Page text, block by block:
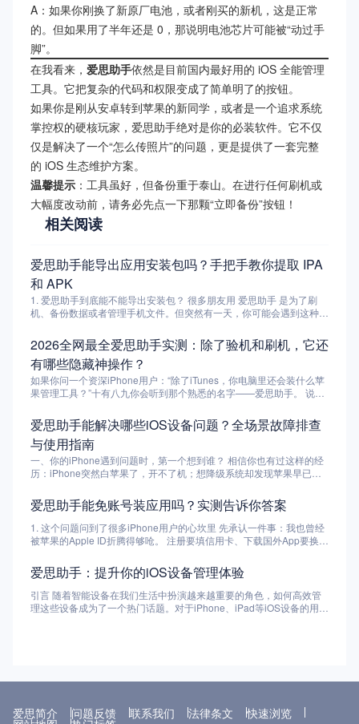
A：如果你刚换了新原厂电池，或者刚买的新机，这是正常
的。但如果用了半年还是 0，那说明电池芯片可能被“动过手
脚”。
在我看来， 爱思助手依然是目前国内最好用的 iOS 全能管理
工具。它把复杂的代码和权限变成了简单明了的按钮。
如果你是刚从安卓转到苹果的新同学，或者是一个追求系统
掌控权的硬核玩家，爱思助手绝对是你的必装软件。它不仅
仅是解决了一个“怎么传照片”的问题，更是提供了一套完整
的 iOS 生态维护方案。
温馨提示 ：工具虽好，但备份重于泰山。在进行任何刷机或
大幅度改动前，请务必先点一下那颗“立即备份”按钮！
相关阅读
爱思助手能导出应用安装包吗？手把手教你提取 IPA
和 APK
1. 爱思助手到底能不能导出安装包？ 很多朋友用 爱思助手 是为了刷
机、备份数据或者管理手机文件。但突然有一天，你可能会遇到这种情
保存一个已经下架的软件的安装包，留着以后重装。这时候你就会想
——爱思助手 能不能直接把应用安装包导出来？ 答案是：能，但有条
件。 具体来说，爱思助手 可以导出 iOS 设备的 IPA 文件（iPhone 应
用安装包）和安卓设备的 APK 文件。但它不是“一键无脑导出”，不同
系统、不同来源的应用，导出方式不一样，成功率也不一样。有的直接
右键就能搞定，有的需要手机越狱或者 root，有的压根导不出来。 这
我的步骤走，大概率能把安装包捞出来。要是遇到特殊情况，我也会告
诉你为什么失败，以及有没有替代方案。 我自己就用 爱思助手 成功导
出了一个已经下架的经典游戏安装包，现在还存着当“传家宝”。下面我
把经验一字不差地写出来。 2. 用爱思助手导出 iPhone 应用安装包
（IPA）的完整步骤 先说明：iOS...
2026全网最全爱思助手实测：除了验机和刷机，它还
有哪些隐藏神操作？
如果你问一个资深iPhone用户：“除了iTunes，你电脑里还会装什么苹
果管理工具？”十有八九你会听到那个熟悉的名字——爱思助手。 说实
上，确实让不少习惯了安卓那种“文件夹式”操作的朋友感到头大。
iTunes那慢悠悠的同步逻辑，简直是磨灭耐心的利器。这时候，像爱思
助手这样的第三方工具就成了刚需。 不管是想换个个性的铃声，还是
买二手手机怕被坑，亦或是系统升级失败成了“砖头”，爱思助手似乎总
能给出一个简单直观的解决方案。今天，咱们就抛开那些生硬的技术参
数，用大白话聊聊这款软件到底值不值得你占用那几百MB的磁盘空
想看看有没有被动过手脚。 爱思助手的“验机报告”功能，简直是数码小
白的福音。只要你把手机往电脑上一连，点开报告，从电池寿命、主板
序列号到屏幕是否更换、摄像头是否原装，所有数据一目了然。看到那
一排整齐的“正常（绿色）”，心里那块石头才算落地。 小贴士：虽然爱
是参考，真实手感和屏幕表现也得综合判断。 如果你经历过用iTunes
手。 它的刷机界面做得非常直观。它会自动匹配你设备支持的所有固
件版本，不管是想体验最新的Beta测试版，还是想在官方关闭验证前
我觉得好用的一点是“分类备份”。你不需要像全盘备份那样耗费数小
爱思助手能解决哪些iOS设备问题？全场景故障排查
与使用指南
一、你的iPhone遇到问题时，第一个想到谁？ 相信你也有过这样的经
历：iPhone突然白苹果了，开不了机；想降级系统却发现苹果早已关
却不知道真实循环次数……面对这些情况，很多人第一反应是去天才吧
预约，或者花几百块找维修店。 但说实话，很多iOS设备的问题，我们
自己就能解决——只需要一个合适的工具。而在这个领域，爱思助手无
疑是国内最知名、功能最全的PC端工具箱之一。 那么，爱思助手到底
能解决哪些iOS设备问题？它是不是真的像传说中那么强大？今天我们
章都能帮你搞清楚爱思助手的真正能力边界。 二、爱思助手是什么？
一分钟快速了解 在深入功能之前，先给新朋友做个简单介绍。 爱思助
手是一款运行在Windows和Mac电脑上的iOS设备管理工具。它通过
USB或Wi-Fi连接你的iPhone、iPad、iPod touch，提供苹果官方
死 手机突然卡在苹果logo不动了，或者屏幕上显示数据线+电脑图标
爱思助手能免账号装应用吗？实测告诉你答案
1. 这个问题问到了很多iPhone用户的心坎里 先承认一件事：我也曾经
被苹果的Apple ID折腾得够呛。 注册要填信用卡、下载国外App要换
账号安装应用”时，我第一反应是：真的假的？这不等于绕开了苹果的
生态围墙吗？ 于是我花了整整两天时间，用自己的iPhone和iPad做了
详细测试。这篇文章就把我的实测结果、背后的原理、以及你到底该不
该用这个功能，一次性说清楚。 提前给个结论：能装，但有限制。不
是所有应用都能免账号装，而且有代价。往下看你就明白了。 2. 爱思
符合国人使用习惯。最关键的是，它提供了一些“官方不让做”的功能
点，爱思助手在老果粉圈子里口碑还不错，尤其是那些经常换设备、折
腾系统的玩家。 3. 核心测试：不登录Apple ID到底能不能装应用？ 我
爱思助手：提升你的iOS设备管理体验
引言 随着智能设备在我们生活中扮演越来越重要的角色，如何高效管
理这些设备成为了一个热门话题。对于iPhone、iPad等iOS设备的用户
手轻松备份手机中的重要数据，并在需要时恢复，避免了因系统崩溃或
一些常见系统问题，如设备卡顿、黑屏、无法开机等。通过它，用户可
爱思简介 问题反馈 联系我们 法律条文 快速浏览